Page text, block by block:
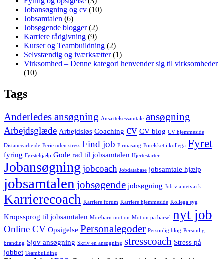
Jobansøgning og cv (10)
Jobsamtalen (6)
Jobsøgende blogger(2)
Karriere rådgivning (9)
Kurser og Teambuildning (2)
Selvstændig og iværksætter(1)
Virksomhed – Denne kategori henvender sig til virksomheder
(10)
Tags
Anderledes ansøgning Ansættelsessamtale ansøgning
Arbejdsglæde Arbejdsløs Coaching cv CV blog CV hjemmeside
Distancearbejde Ferie uden stress Find job Firmasang Forelsket i kollega Fyret
fyring Førstehjælp Gode råd til jobsamtalen Hjertestarter
Jobansøgning jobcoach Jobdatabase jobsamtale hjælp
jobsamtalen jobsøgende jobsøgning Job via netværk
Karrierecoach Karriere forum Karriere hjemmeside Kollega syg
Kropssprog til jobsamtalen Mor/barn motion Motion på barsel nyt job
Online CV Opsigelse Personalegoder Personlig blog Personlig
branding Sjov ansøgning Skriv en ansøgning stresscoach Stress på
jobbet Teambuilding